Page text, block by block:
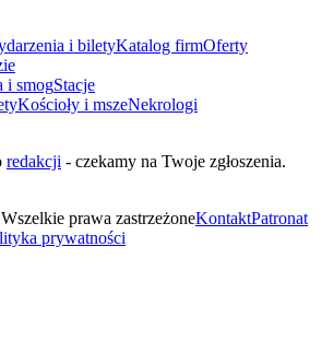
i biletyKatalog firmOferty
i smogStacje
Kościoły i mszeNekrologi
redakcji - czekamy na Twoje zgłoszenia.
prawa zastrzeżoneKontaktPatronat
prywatności